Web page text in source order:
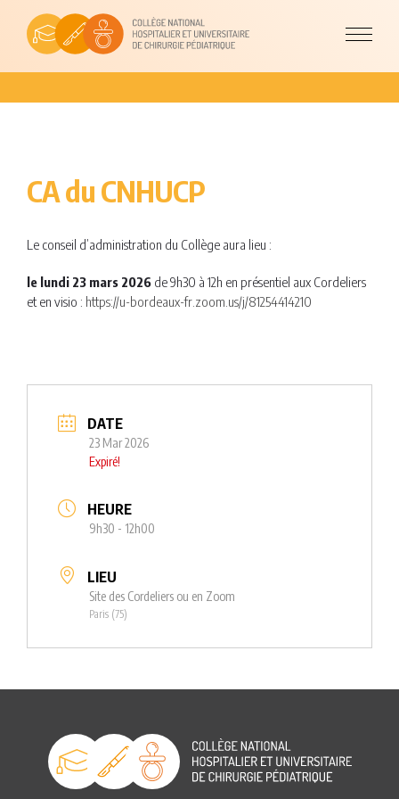
CA du CNHUCP
Le conseil d’administration du Collège aura lieu :
le lundi 23 mars 2026 de 9h30 à 12h en présentiel aux Cordeliers
et en visio : https://u-bordeaux-fr.zoom.us/j/81254414210
DATE
23 Mar 2026
Expiré!
HEURE
9h30 - 12h00
LIEU
Site des Cordeliers ou en Zoom
Paris (75)